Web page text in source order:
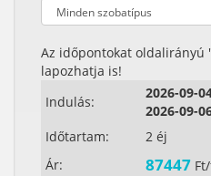
Az időpontokat oldalirányú
lapozhatja is!
Indulás:
2026-09-
2026-09-
Időtartam:
2 éj
Ár:
87447